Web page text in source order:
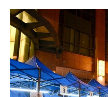
逸
居
天
盛
苑
长
欣
楼
完